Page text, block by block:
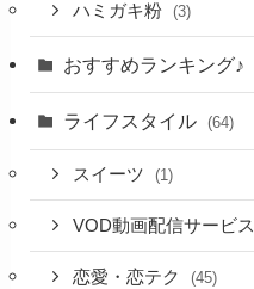
ハミガキ粉 (3)
おすすめランキング♪
ライフスタイル (64)
スイーツ (1)
VOD動画配信サービス
恋愛・恋テク (45)